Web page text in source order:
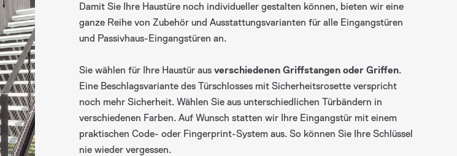
Damit Sie Ihre Haustüre noch individueller gestalten können, bieten wir eine
ganze Reihe von Zubehör und Ausstattungsvarianten für alle Eingangstüren
und Passivhaus-Eingangstüren an.
Sie wählen für Ihre Haustür aus verschiedenen Griffstangen oder Griffen.
Eine Beschlagsvariante des Türschlosses mit Sicherheitsrosette verspricht
noch mehr Sicherheit. Wählen Sie aus unterschiedlichen Türbändern in
verschiedenen Farben. Auf Wunsch statten wir Ihre Eingangstür mit einem
praktischen Code- oder Fingerprint-System aus. So können Sie Ihre Schlüssel
nie wieder vergessen.